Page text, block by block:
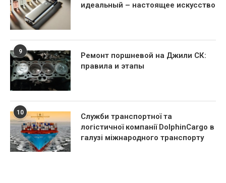
идеальный – настоящее искусство
9
Ремонт поршневой на Джили СК:
правила и этапы
10
Служби транспортної та
логістичної компанії DolphinCargo в
галузі міжнародного транспорту